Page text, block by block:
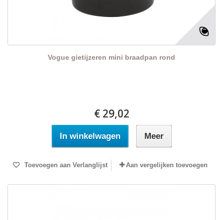
Vogue gietijzeren mini braadpan rond
€ 29,02
In winkelwagen Meer
Toevoegen aan Verlanglijst Aan vergelijken toevoegen